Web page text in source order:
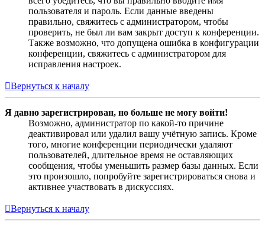
пользователя и пароль. Если данные введены
правильно, свяжитесь с администратором, чтобы
проверить, не был ли вам закрыт доступ к конференции.
Также возможно, что допущена ошибка в конфигурации
конференции, свяжитесь с администратором для
исправления настроек.
Вернуться к началу
Я давно зарегистрирован, но больше не могу войти!
Возможно, администратор по какой-то причине
деактивировал или удалил вашу учётную запись. Кроме
того, многие конференции периодически удаляют
пользователей, длительное время не оставляющих
сообщения, чтобы уменьшить размер базы данных. Если
это произошло, попробуйте зарегистрироваться снова и
активнее участвовать в дискуссиях.
Вернуться к началу